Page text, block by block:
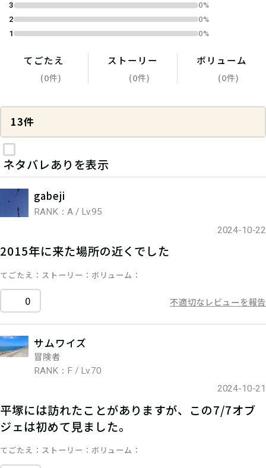
3
0%
2
0%
1
0%
てごたえ
(0件)
ストーリー
(0件)
ボリューム
(0件)
13件
ネタバレありを表示
gabeji
RANK：A / Lv.95
2024-10-22
2015年に来た場所の近くでした
てごたえ ストーリー ボリューム
0 不適切なレビューを報告
サムワイズ
冒険者
RANK：F / Lv.70
2024-10-21
平塚には訪れたことがありますが、この7/7オブ
ジェは初めて見ました。
てごたえ ストーリー ボリューム